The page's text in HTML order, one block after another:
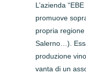
L’azienda
promuove
propria
Salerno…).
produzione
vanta di un